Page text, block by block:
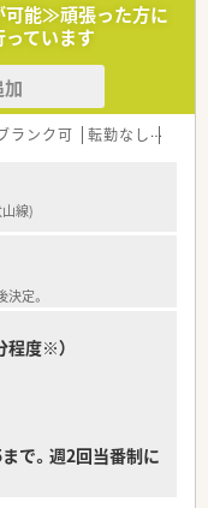
、調剤未経験の方やブ
だけます。
テーマパークの割引利用
います。
の意見が反映されやす
薬剤師が患者様とのコミ
ております。
への参加費用補助など、
ります。
を受けており、産後パパ
おります。
可能≫頑張った方に
ています
ランク可 転勤なし
線)
定。
程度※）
で。週2回当番制に